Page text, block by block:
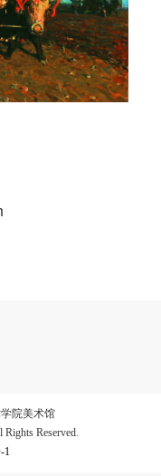
院美术馆
Reserved.
1
发送验证码
账号